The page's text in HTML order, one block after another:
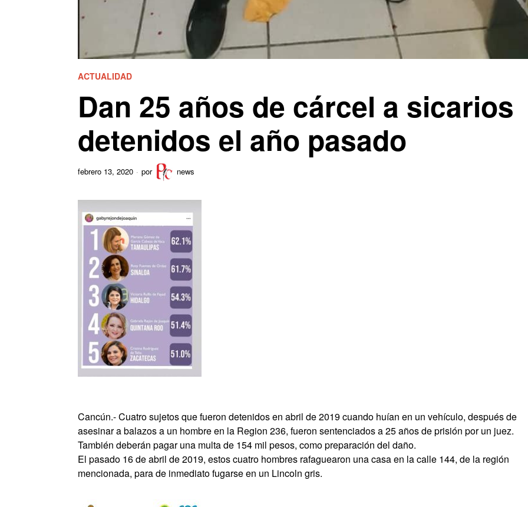
ACTUALIDAD
Dan 25 años de cárcel a sicarios
detenidos el año pasado
febrero 13, 2020 por news
Cancún.- Cuatro sujetos que fueron detenidos en abril de 2019 cuando huían en un vehículo, después de
asesinar a balazos a un hombre en la Region 236, fueron sentenciados a 25 años de prisión por un juez.
También deberán pagar una multa de 154 mil pesos, como preparación del daño.
El pasado 16 de abril de 2019, estos cuatro hombres rafaguearon una casa en la calle 144, de la región
mencionada, para de inmediato fugarse en un Lincoln gris.